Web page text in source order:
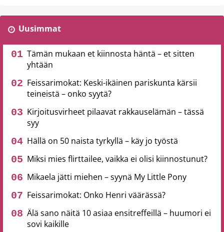
Uusimmat
Tämän mukaan et kiinnosta häntä – et sitten
yhtään
Feissarimokat: Keski-ikäinen pariskunta kärsii
teineistä – onko syytä?
Kirjoitusvirheet pilaavat rakkauselämän – tässä
syy
Hällä on 50 naista tyrkyllä – käy jo työstä
Miksi mies flirttailee, vaikka ei olisi kiinnostunut?
Mikaela jätti miehen – syynä My Little Pony
Feissarimokat: Onko Henri väärässä?
Älä sano näitä 10 asiaa ensitreffeillä – huumori ei
sovi kaikille